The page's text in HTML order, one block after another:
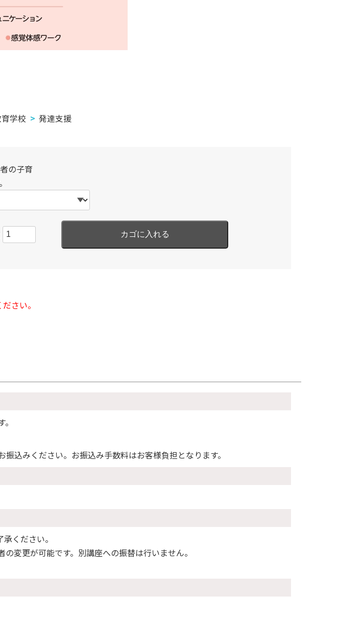
学校
発達支援
の子育
さい。
込みください。お振込み手数料はお客様負担となります。
ください。
変更が可能です。別講座への振替は行いません。